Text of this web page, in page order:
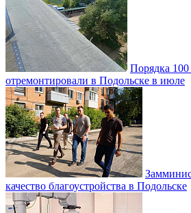
Порядка
отремонтировали в Подольске в июле
качество благоустройства в Подольске